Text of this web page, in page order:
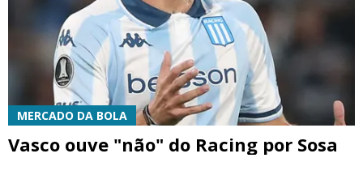
MERCADO DA BOLA
Vasco ouve "não" do Racing por Sosa